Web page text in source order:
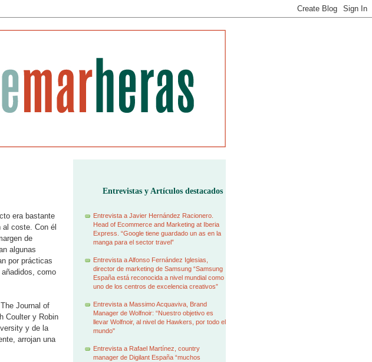
era bastante
al coste. Con él
de
algunas
por prácticas
como
Journal of
Coulter y Robin
y de la
arrojan una
Entrevistas y Artículos destacados
Entrevista a Javier Hernández Racionero.
Head of Ecommerce and Marketing at Iberia
Express. “Google tiene guardado un as en la
manga para el sector travel”
Entrevista a Alfonso Fernández Iglesias,
director de marketing de Samsung “Samsung
España está reconocida a nivel mundial como
uno de los centros de excelencia creativos”
Entrevista a Massimo Acquaviva, Brand
Manager de Wolfnoir: “Nuestro objetivo es
llevar Wolfnoir, al nivel de Hawkers, por todo el
mundo"
Entrevista a Rafael Martínez, country
manager de Digilant España “muchos